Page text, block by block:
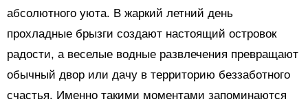
абсолютного уюта. В жаркий летний день
прохладные брызги создают настоящий островок
радости, а веселые водные развлечения превращают
обычный двор или дачу в территорию беззаботного
счастья. Именно такими моментами запоминаются